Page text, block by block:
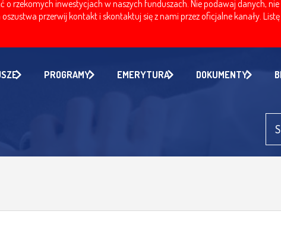
rzekomych inwestycjach w naszych funduszach. Nie podawaj danych,
przerwij kontakt i skontaktuj się z nami przez oficjalne kanały.
PROGRAMY EMERYTURA DOKUMENTY